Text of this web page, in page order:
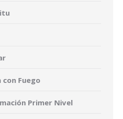
con Fuego
Primer Nivel